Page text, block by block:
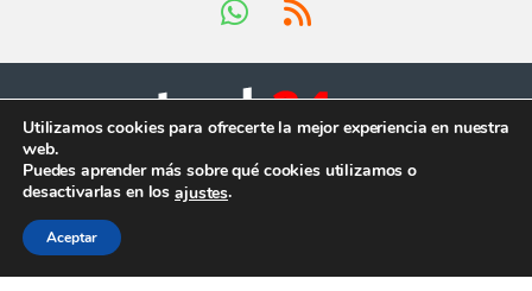
Tienes preguntas ?
¡Llámanos en horario
Utilizamos cookies para ofrecerte la mejor experiencia en nuestra
web.
Puedes aprender más sobre qué cookies utilizamos o
desactivarlas en losajustes.
Aceptar